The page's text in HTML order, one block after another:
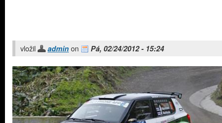
vložil admin on Pá, 02/24/2012 - 15:24